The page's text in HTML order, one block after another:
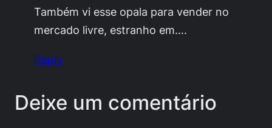
Também vi esse opala para vender no
mercado livre, estranho em….
Reply
Deixe um comentário